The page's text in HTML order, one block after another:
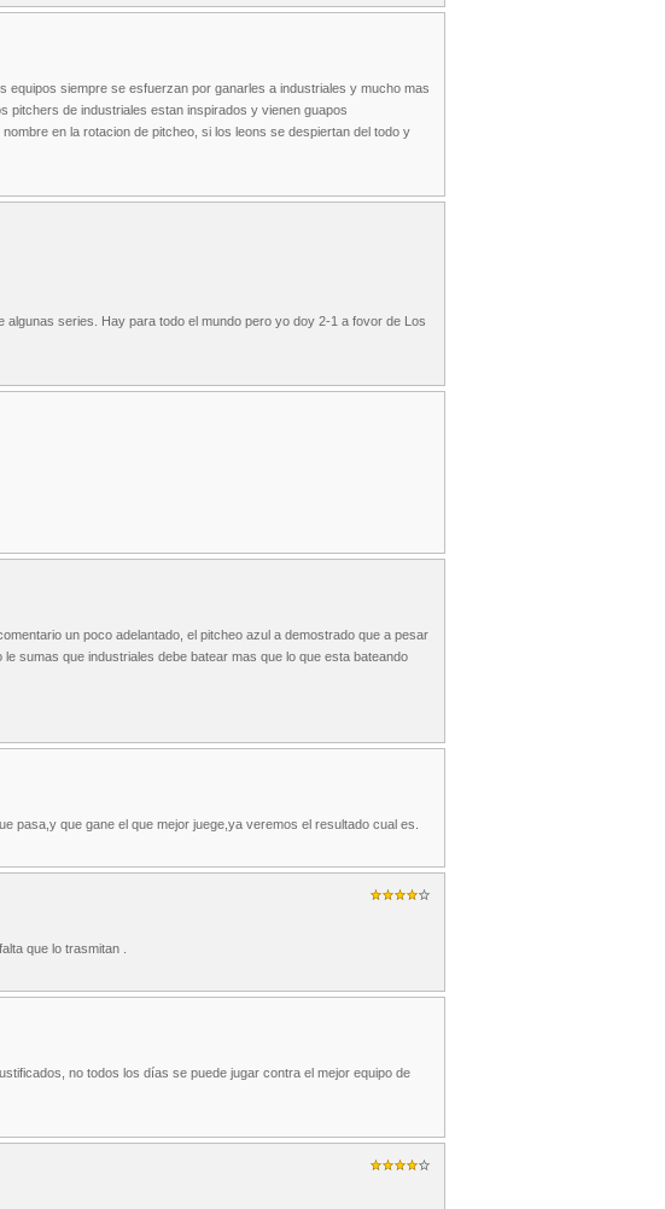
siempre se esfuerzan por ganarles a industriales y mucho mas
pitchers de industriales estan inspirados y vienen guapos
en la rotacion de pitcheo, si los leons se despiertan del todo y
series. Hay para todo el mundo pero yo doy 2-1 a fovor de Los
un poco adelantado, el pitcheo azul a demostrado que a pesar
sumas que industriales debe batear mas que lo que esta bateando
pasa,y que gane el que mejor juege,ya veremos el resultado cual es.
que lo trasmitan .
no todos los días se puede jugar contra el mejor equipo de